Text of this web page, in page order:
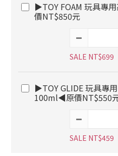
▶TOY FOAM 玩具專
價NT$850元
SALE NT$699
▶TOY GLIDE 玩具專
100ml◀原價NT$550
SALE NT$459